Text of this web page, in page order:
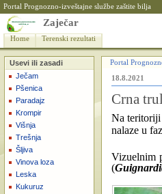
Portal Prognozno-izveštajne službe zaštite bilja
Zaječar
Home Terenski rezultati
Usevi ili zasadi
Ječam
Pšenica
Paradajz
Krompir
Višnja
Trešnja
Šljiva
Vinova loza
Leska
Kukuruz
Portal
18.8.2021
Crna
Na teritoriji
nalaze u
Vizuelnim
(